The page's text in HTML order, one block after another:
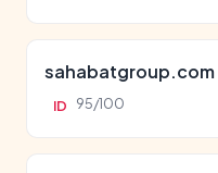
sahabatgroup.com
ID 95/100